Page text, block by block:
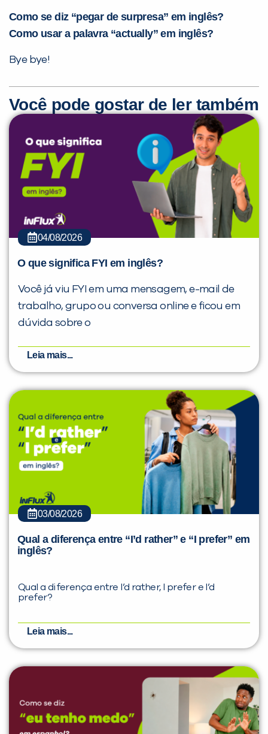
Como se diz “pegar de surpresa” em inglês?
Como usar a palavra “actually” em inglês?
Bye bye!
Você pode gostar de ler também
04/08/2026
O que significa FYI em inglês?
Você já viu FYI em uma mensagem, e-mail de
trabalho, grupo ou conversa online e ficou em
dúvida sobre o
Leia mais...
03/08/2026
Qual a diferença entre “I’d rather” e “I prefer” em
inglês?
Qual a diferença entre I’d rather, I prefer e I’d
prefer?
Leia mais...